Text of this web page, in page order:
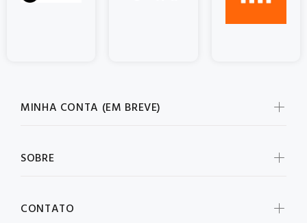
MINHA CONTA (EM BREVE)
SOBRE
CONTATO